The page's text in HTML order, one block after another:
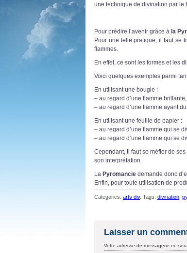
une technique de divination par le
Pour prédire l’avenir grâce à la
Pour une telle pratique, il faut se
flammes.
En effet, ce sont les formes et les
Voici quelques exemples parmi
En utilisant une bougie :
– au regard d’une flamme
– au regard d’une flamme ayant
En utilisant une feuille de papier :
– au regard d’une flamme qui se
– au regard d’une flamme qui se
Cependant, il faut se méfier de
son interprétation.
La Pyromancie demande donc
Enfin, pour toute utilisation de
Categories: arts div. Tags: divination
Laisser un
Votre adresse de messagerie ne